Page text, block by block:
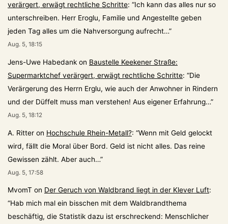
verärgert, erwägt rechtliche Schritte: “Ich kann das alles nur so
unterschreiben. Herr Eroglu, Familie und Angestellte geben
jeden Tag alles um die Nahversorgung aufrecht…”
Aug. 5, 18:15
Jens-Uwe Habedank on Baustelle Keekener Straße:
Supermarktchef verärgert, erwägt rechtliche Schritte: “Die
Verärgerung des Herrn Erglu, wie auch der Anwohner in Rindern
und der Düffelt muss man verstehen! Aus eigener Erfahrung…”
Aug. 5, 18:12
A. Ritter on Hochschule Rhein-Metall?: “Wenn mit Geld gelockt
wird, fällt die Moral über Bord. Geld ist nicht alles. Das reine
Gewissen zählt. Aber auch…”
Aug. 5, 17:58
MvomT on Der Geruch von Waldbrand liegt in der Klever Luft:
“Hab mich mal ein bisschen mit dem Waldbrandthema
beschäftig, die Statistik dazu ist erschreckend: Menschlicher